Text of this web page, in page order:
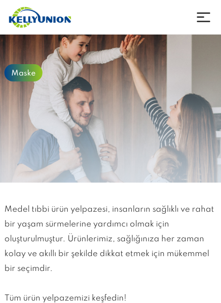
Ürünler
Haberler
İndirmek için
İletişim
Maske
Medel tıbbi ürün yelpazesi, insanların sağlıklı ve rahat
bir yaşam sürmelerine yardımcı olmak için
oluşturulmuştur. Ürünlerimiz, sağlığınıza her zaman
kolay ve akıllı bir şekilde dikkat etmek için mükemmel
bir seçimdir.
Tüm ürün yelpazemizi keşfedin!